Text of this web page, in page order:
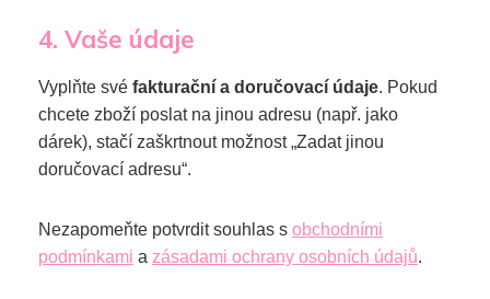
4. Vaše údaje
Vyplňte své fakturační a doručovací údaje. Pokud
chcete zboží poslat na jinou adresu (např. jako
dárek), stačí zaškrtnout možnost „Zadat jinou
doručovací adresu“.
Nezapomeňte potvrdit souhlas s obchodními
podmínkami a zásadami ochrany osobních údajů.